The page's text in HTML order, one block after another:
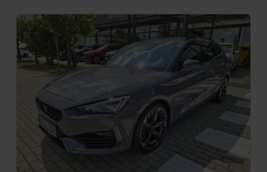
(5)
Genesis
(1)
Hyundai
(21)
SEAT
(5)
u